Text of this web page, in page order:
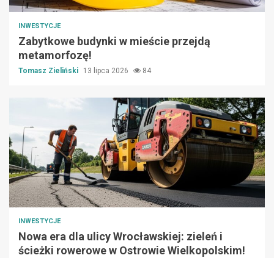
INWESTYCJE
Zabytkowe budynki w mieście przejdą
metamorfozę!
Tomasz Zieliński 13 lipca 2026 84
INWESTYCJE
Nowa era dla ulicy Wrocławskiej: zieleń i
ścieżki rowerowe w Ostrowie Wielkopolskim!